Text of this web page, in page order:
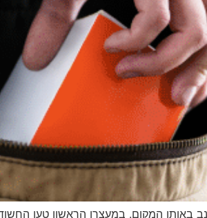
המקום. במעצרו הראשון טען